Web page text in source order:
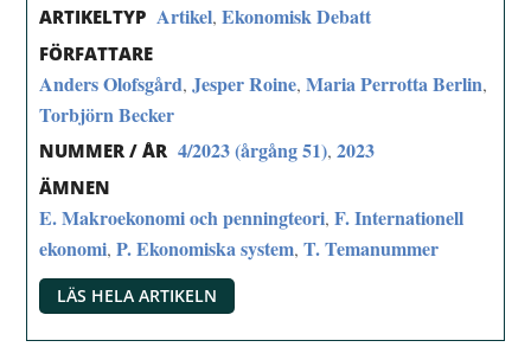
ARTIKELTYP Artikel,Ekonomisk Debatt
FÖRFATTARE
Anders Olofsgård,Jesper Roine,Maria Perrotta Berlin,
Torbjörn Becker
NUMMER / ÅR 4/2023 (årgång 51),2023
ÄMNEN
E. Makroekonomi och penningteori,F. Internationell
ekonomi,P. Ekonomiska system,T. Temanummer
LÄS HELA ARTIKELN